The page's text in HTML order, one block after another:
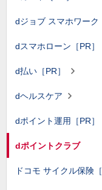
dジョブ スマホワーク
dスマホローン［PR］
d払い［PR］
dヘルスケア
dポイント運用［PR］
dポイントクラブ
ドコモ サイクル保険［